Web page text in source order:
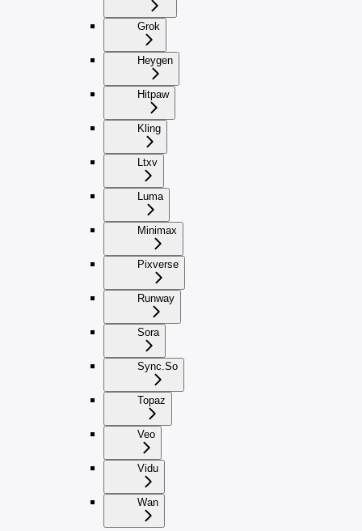
Grok
Heygen
Hitpaw
Kling
Ltxv
Luma
Minimax
Pixverse
Runway
Sora
Sync.So
Topaz
Veo
Vidu
Wan